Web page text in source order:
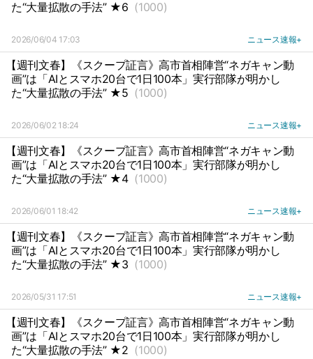
た“大量拡散の手法” ★6 (1000)
2026/06/04 17:03 ニュース速報+
【週刊文春】《スクープ証言》高市首相陣営“ネガキャン動
画”は「AIとスマホ20台で1日100本」実行部隊が明かし
た“大量拡散の手法” ★5 (1000)
2026/06/02 18:24 ニュース速報+
【週刊文春】《スクープ証言》高市首相陣営“ネガキャン動
画”は「AIとスマホ20台で1日100本」実行部隊が明かし
た“大量拡散の手法” ★4 (1000)
2026/06/01 18:42 ニュース速報+
【週刊文春】《スクープ証言》高市首相陣営“ネガキャン動
画”は「AIとスマホ20台で1日100本」実行部隊が明かし
た“大量拡散の手法” ★3 (1000)
2026/05/31 17:51 ニュース速報+
【週刊文春】《スクープ証言》高市首相陣営“ネガキャン動
画”は「AIとスマホ20台で1日100本」実行部隊が明かし
た“大量拡散の手法” ★2 (1000)